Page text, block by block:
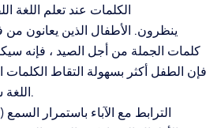
الكلمات عند تعلم اللغة
ينظرون. الأطفال الذين يعانون
كلمات الجملة من أجل الصيد ، فإنه
فإن الطفل أكثر بسهولة التقاط الكلمات
اللغة سوف وجعلها أكثر صحية.
الترابط مع الآباء باستمرار